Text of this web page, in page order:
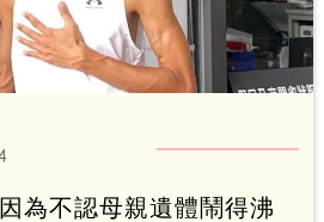
為不認母親遺體鬧得沸